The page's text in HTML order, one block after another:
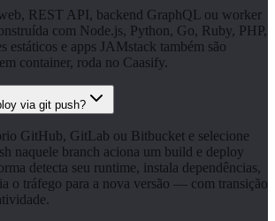
REST API, backend GraphQL ou worker
com Node.js, Python, Go, Ruby, PHP,
estáticos e apps JAMstack também são
container, roda no Caasify.
via git push?
GitHub, GitLab ou Bitbucket e selecione
naquele branch aciona um build e deploy
detecta seu runtime, instala dependências,
o tráfego para a nova versão — com transição